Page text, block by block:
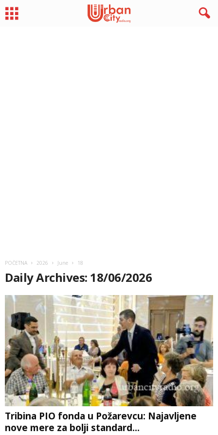
POČETNA 2026 June 18
Daily Archives: 18/06/2026
Tribina PIO fonda u Požarevcu: Najavljene
nove mere za bolji standard...